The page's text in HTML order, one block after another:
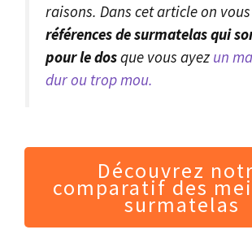
raisons. Dans cet article on
références de surmatelas qui
pour le dosque vous ayez un
dur ou trop mou.
Découvrez
comparatif des
surmatelas